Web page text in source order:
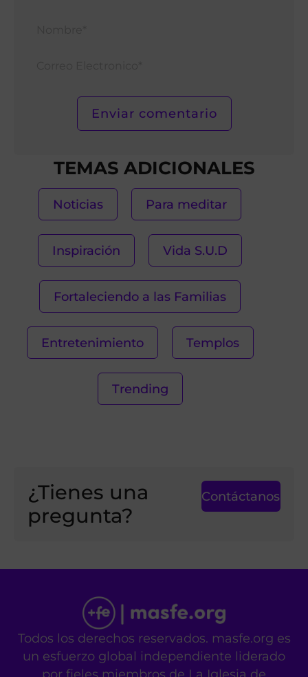
TEMAS ADICIONALES
Noticias Para meditar
Inspiración Vida S.U.D
Fortaleciendo a las Familias
Entretenimiento Templos
Trending
¿Tienes una
pregunta?
Contáctanos
Todos los derechos reservados. masfe.org es
un esfuerzo global independiente liderado
por fieles miembros de La Iglesia de